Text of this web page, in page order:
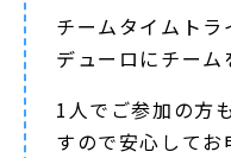
チームタイムト
デューロにチーム
1人でご参加の方
すので安心してお